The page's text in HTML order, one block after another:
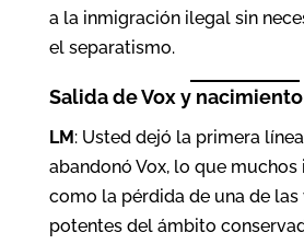
a la inmigración ilegal sin
el separatismo.
Salida de Vox y
LM: Usted dejó la primera
abandonó Vox, lo que
como la pérdida de una de las
potentes del ámbito